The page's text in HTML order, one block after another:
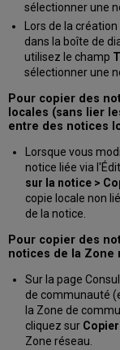
sélectionner une
Lors de la
dans la boîte de
utilisez le champ
sélectionner une
Pour copier des
locales (sans lier
entre des notices
Lorsque vous
notice liée via
sur la notice >
copie locale non
de la notice.
Pour copier des
notices de la Zone
Sur la page
de communauté
la Zone de
cliquez sur
Zone réseau.